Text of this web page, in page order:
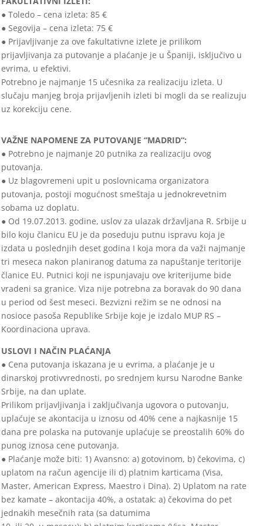
● Toledo – cena izleta: 85 €
● Segovija – cena izleta: 75 €
● Prijavljivanje za ove fakultativne izlete je prilikom
prijavljivanja za putovanje a plaćanje je u Španiji, isključivo u
evrima, u efektivi.
Potrebno je najmanje 15 učesnika za realizaciju izleta. U
slučaju manjeg broja prijavljenih izleti bi mogli da se realizuju
uz korekciju cene.
VAŽNE NAPOMENE ZA PUTOVANJE “MADRID“:
● Potrebno je najmanje 20 putnika za realizaciju ovog
putovanja.
● Uz blagovremeni upit u poslovnicama organizatora
putovanja, postoji mogućnost smeštaja u jednokrevetnim
sobama uz doplatu.
● Od 19.07.2013. godine, uslov za ulazak državljana R. Srbije u
bilo koju članicu EU je da poseduju putnu ispravu koja je
izdata u poslednjih deset godina I koja mora da važi najmanje
tri meseca nakon planiranog datuma za napuštanje teritorije
članice EU. Putnici koji ne ispunjavaju ove kriterijume bide
vradeni sa granice. Viza nije potrebna za boravak do 90 dana
u period od šest meseci. Bezvizni režim se ne odnosi na
nosioce pasoša Republike Srbije koje je izdalo MUP RS –
Koordinaciona uprava.
USLOVI I NAČIN PLAĆANJA
● Cena putovanja iskazana je u evrima, a plaćanje je u
dinarskoj protivvrednosti, po srednjem kursu Narodne Banke
Srbije, na dan uplate.
Prilikom prijavljivanja i zaključivanja ugovora o putovanju,
uplaćuje se akontacija u iznosu od 40% cene a najkasnije 15
dana pre polaska na putovanje uplaćuje se preostalih 60% do
punog iznosa cene putovanja.
● Plaćanje može biti: 1) Avansno: a) gotovinom, b) čekovima, c)
uplatom na račun agencije ili d) platnim karticama (Visa,
Master, American Express, Maestro i Dina). 2) Uplatom na rate
bez kamate – akontacija 40%, a ostatak: a) čekovima do pet
jednakih mesečnih rata (sa datumima